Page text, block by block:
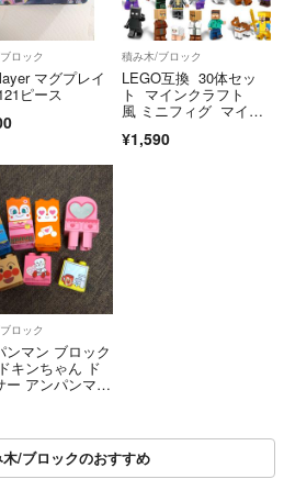
ロック
マグプレイ
ピース
積み木/ブロック
LEGO互換 30体セッ
ト マインクラフト
風 ミニフィグ マイク
¥1,590
ロック
ンマン ブロック
キンちゃん ド
ー アンパンマ
/ブロックのおすすめ